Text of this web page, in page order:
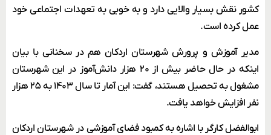
کشور نقش بسیار والایی دارد و به خوبی به تعهدات اجتماعی خود
عمل کرده است.
مدیر آموزش ‌و پرورش شهرستان اردکان هم در سخنانی با بیان
اینکه در حال حاضر بیش از ۲۰ هزار دانش‌آموز در این شهرستان
مشغول به تحصیل هستند، گفت: این آمار تا سال ۱۴۰۳ به ۲۵ هزار
نفر افزایش خواهد یافت.
ابوالفضل کارگر با اشاره به کمبود فضای آموزشی در شهرستان اردکان